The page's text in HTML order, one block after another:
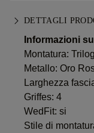
DETTAGLI
Informazioni
Montatura:
Metallo: Oro
Larghezza
Griffes: 4
WedFit: si
Stile di